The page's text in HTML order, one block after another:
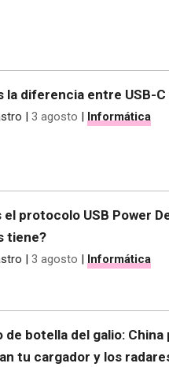
la diferencia entre USB-
| 3 agosto | Informática
el protocolo USB Power
tiene?
| 3 agosto | Informática
de botella del galio:
tu cargador y los